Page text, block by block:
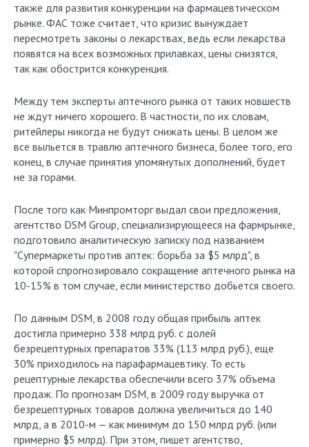
также для развития конкуренции на фармацевтическом
рынке. ФАС тоже считает, что кризис вынуждает
пересмотреть законы о лекарствах, ведь если лекарства
появятся на всех возможных прилавках, цены снизятся,
так как обострится конкуренция.
Между тем эксперты аптечного рынка от таких новшеств
не ждут ничего хорошего. В частности, по их словам,
ритейлеры никогда не будут снижать цены. В целом же
все выльется в травлю аптечного бизнеса, более того, его
конец, в случае принятия упомянутых дополнений, будет
не за горами.
После того как Минпромторг выдал свои предложения,
агентство DSM Group, специализирующееся на фармрынке,
подготовило аналитическую записку под названием
"Супермаркеты против аптек: борьба за $5 млрд", в
которой спрогнозировало сокращение аптечного рынка на
10-15% в том случае, если министерство добьется своего.
По данным DSM, в 2008 году общая прибыль аптек
достигла примерно 338 млрд руб. с долей
безрецептурных препаратов 33% (113 млрд руб.), еще
30% приходилось на парафармацевтику. То есть
рецептурные лекарства обеспечили всего 37% объема
продаж. По прогнозам DSM, в 2009 году выручка от
безрецептурных товаров должна увеличиться до 140
млрд, а в 2010-м — как минимум до 150 млрд руб. (или
примерно $5 млрд). При этом, пишет агентство,